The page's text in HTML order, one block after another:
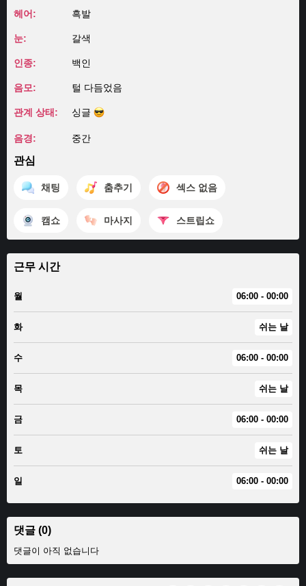
헤어: 흑발
눈: 갈색
인종: 백인
음모: 털 다듬었음
관계 상태: 싱글
음경: 중간
관심
채팅 춤추기 섹스 없음
캠쇼 마사지 스트립쇼
근무 시간
월 06:00 - 00:00
화 쉬는 날
수 06:00 - 00:00
목 쉬는 날
금 06:00 - 00:00
토 쉬는 날
일 06:00 - 00:00
댓글 (0)
댓글이 아직 없습니다